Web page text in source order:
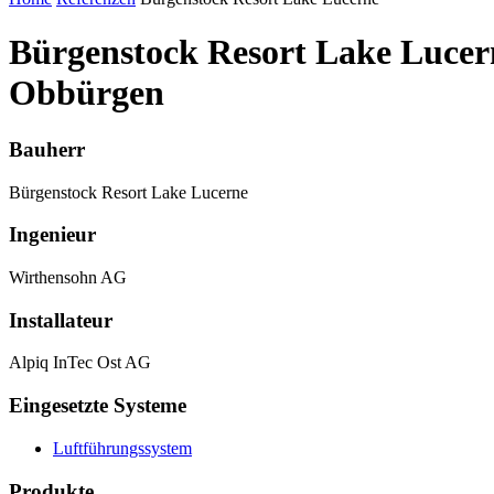
Bürgenstock Resort Lake
Obbürgen
Bauherr
Bürgenstock Resort Lake Lucerne
Ingenieur
Wirthensohn AG
Installateur
Alpiq InTec Ost AG
Eingesetzte Systeme
Luftführungssystem